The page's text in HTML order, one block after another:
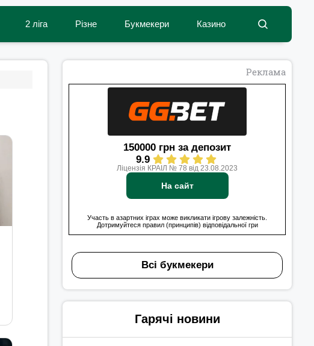
2 ліга Різне Букмекери Казино
Реклама
150000 грн за депозит
9.9
Ліцензія КРАІЛ № 78 від 23.08.2023
На сайт
Участь в азартних іграх може викликати ігрову залежність.
Дотримуйтеся правил (принципів) відповідальної гри
Всі букмекери
Гарячі новини